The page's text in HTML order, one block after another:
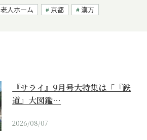
老人ホーム 京都 漢方
『サライ』9月号大特集は「『鉄
道』大図鑑…
2026/08/07